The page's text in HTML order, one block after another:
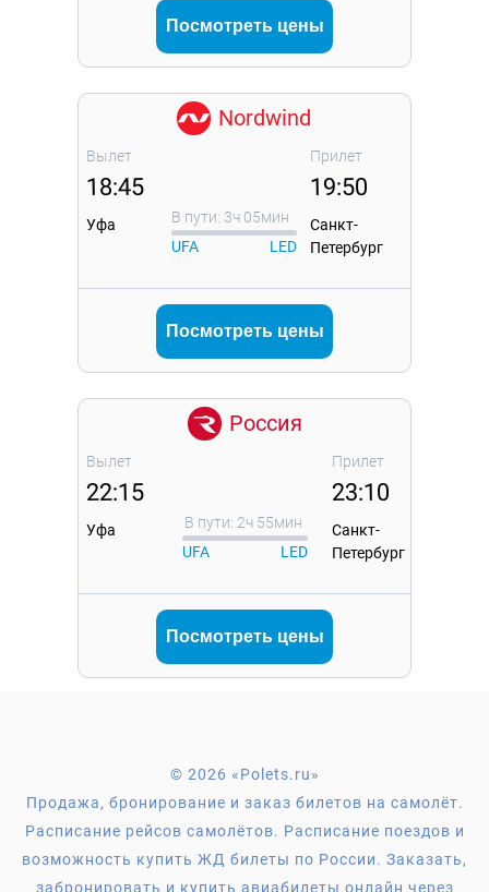
Посмотреть цены
Посмотреть цены
Вылет Прилет
UFA LED
В пути: 3ч 05мин
18:45 19:50
Уфа
Санкт-
Петербург
Nordwind
Посмотреть цены
Вылет Прилет
UFA LED
В пути: 2ч 55мин
22:15 23:10
Уфа
Санкт-
Петербург
Россия
© 2026 «Polets.ru»
Продажа, бронирование и заказ билетов на самолёт.
Расписание рейсов самолётов. Расписание поездов и
возможность купить ЖД билеты по России. Заказать,
забронировать и купить авиабилеты онлайн через